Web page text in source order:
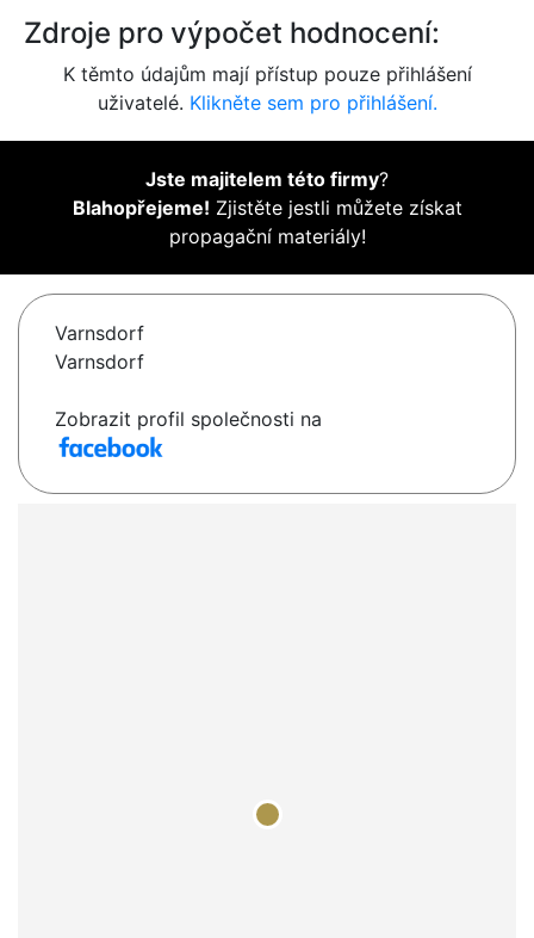
Zdroje pro výpočet hodnocení:
K těmto údajům mají přístup pouze přihlášení
uživatelé. Klikněte sem pro přihlášení.
Jste majitelem této firmy?
Blahopřejeme! Zjistěte jestli můžete získat
propagační materiály!
Varnsdorf
Varnsdorf
Zobrazit profil společnosti na